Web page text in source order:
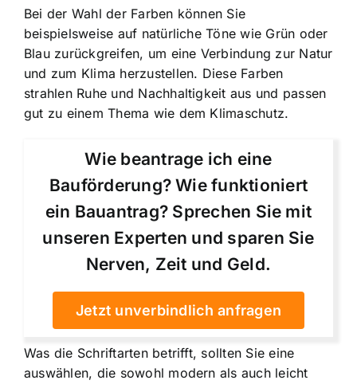
Bei der Wahl der Farben können Sie
beispielsweise auf natürliche Töne wie Grün oder
Blau zurückgreifen, um eine Verbindung zur Natur
und zum Klima herzustellen. Diese Farben
strahlen Ruhe und Nachhaltigkeit aus und passen
gut zu einem Thema wie dem Klimaschutz.
Wie beantrage ich eine
Bauförderung? Wie funktioniert
ein Bauantrag? Sprechen Sie mit
unseren Experten und sparen Sie
Nerven, Zeit und Geld.
Jetzt unverbindlich anfragen
Was die Schriftarten betrifft, sollten Sie eine
auswählen, die sowohl modern als auch leicht